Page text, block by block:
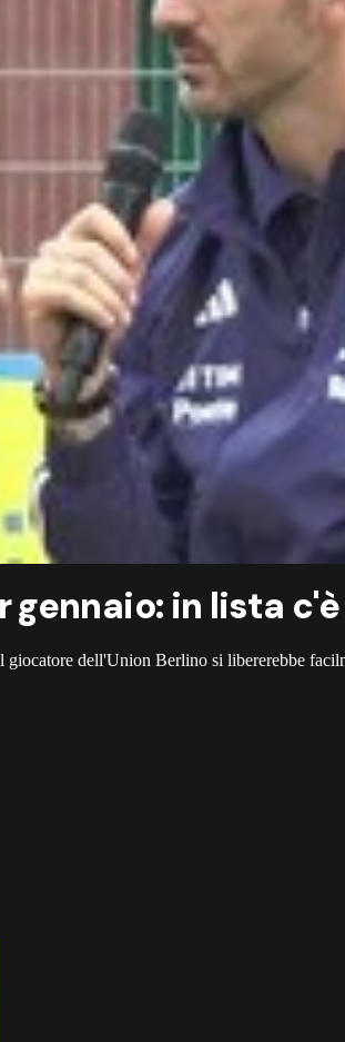
in lista
dell'Union Berlino si libererebbe